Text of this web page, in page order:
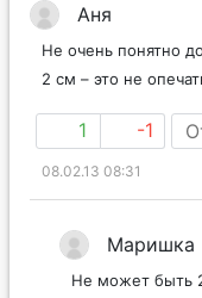
Аня
Не очень понятно
2 см – это не
1 -1
08.02.13 08:31
Маришка
Не может быть